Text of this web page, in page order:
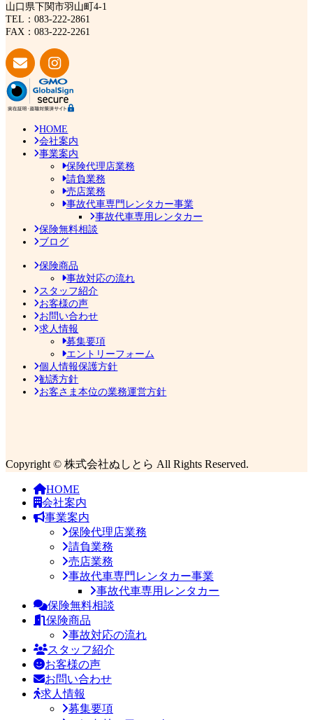
山口県下関市羽山町4-1
TEL：083-222-2861
FAX：083-222-2261
HOME
会社案内
事業案内
保険代理店業務
請負業務
売店業務
事故代車専門レンタカー事業
事故代車専用レンタカー
保険無料相談
ブログ
保険商品
事故対応の流れ
スタッフ紹介
お客様の声
お問い合わせ
求人情報
募集要項
エントリーフォーム
個人情報保護方針
勧誘方針
お客さま本位の業務運営方針
Copyright © 株式会社ぬしとら All Rights Reserved.
HOME
会社案内
事業案内
保険代理店業務
請負業務
売店業務
事故代車専門レンタカー事業
事故代車専用レンタカー
保険無料相談
保険商品
事故対応の流れ
スタッフ紹介
お客様の声
お問い合わせ
求人情報
募集要項